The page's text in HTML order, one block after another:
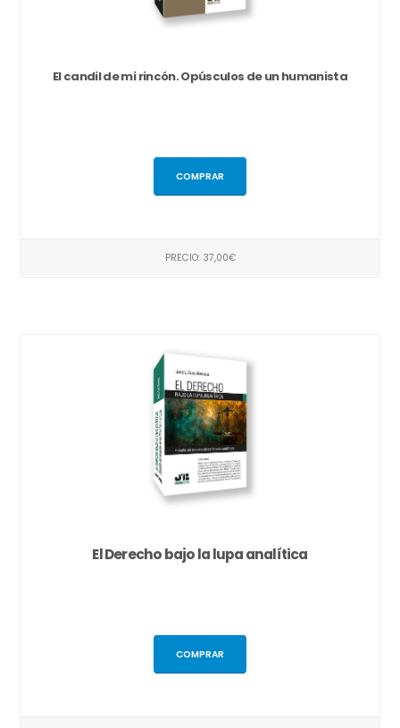
El candil de mi rincón. Opúsculos de un humanista
COMPRAR
PRECIO: 37,00€
El Derecho bajo la lupa analítica
COMPRAR